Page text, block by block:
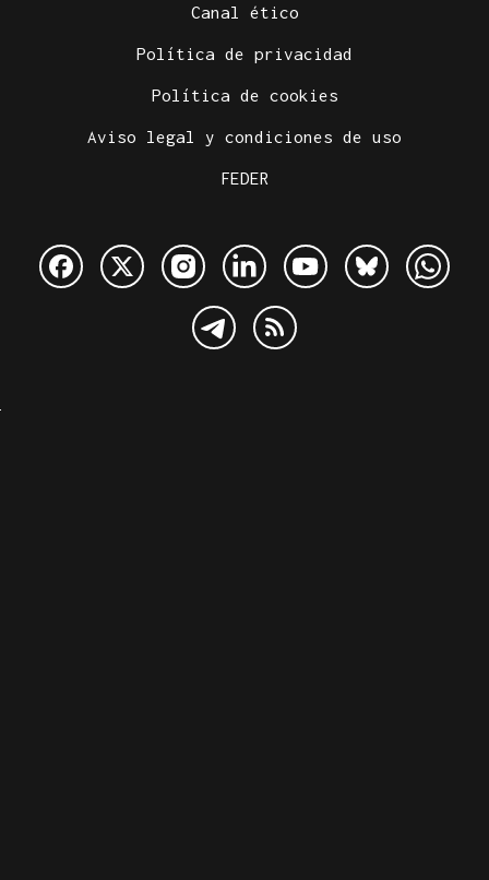
Canal ético
Política de privacidad
Política de cookies
Aviso legal y condiciones de uso
FEDER